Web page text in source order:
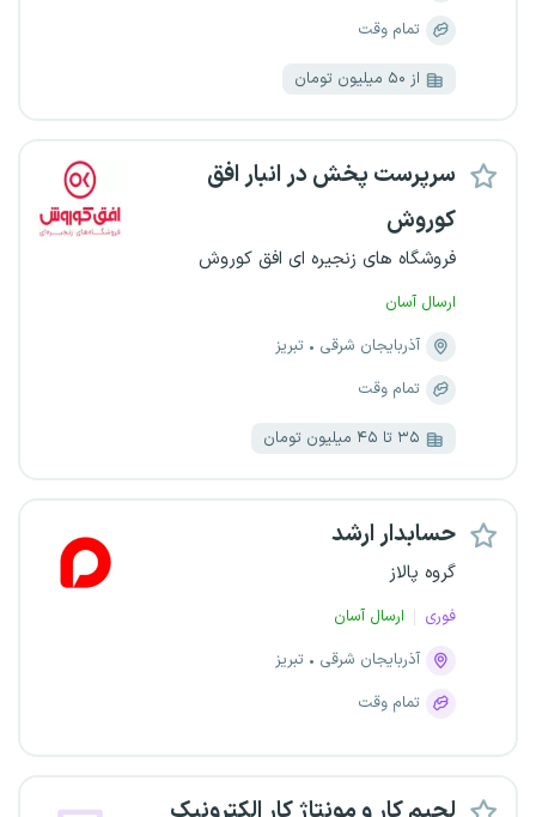
تمام وقت
از ۵۰ میلیون تومان
سرپرست پخش در انبار افق
کوروش
فروشگاه های زنجیره ای افق کوروش
ارسال آسان
آذربایجان شرقی
تبریز
تمام وقت
۳۵ تا ۴۵ میلیون تومان
حسابدار ارشد
گروه پالاز
فوری
ارسال آسان
آذربایجان شرقی
تبریز
تمام وقت